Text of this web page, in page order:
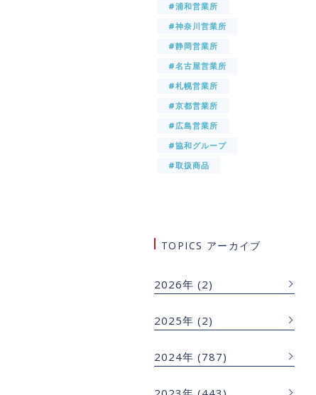
#浦和営業所
#神奈川営業所
#静岡営業所
#名古屋営業所
#札幌営業所
#京都営業所
#広島営業所
#協和グループ
#取扱商品
TOPICS アーカイブ
2026年 (2)
2025年 (2)
2024年 (787)